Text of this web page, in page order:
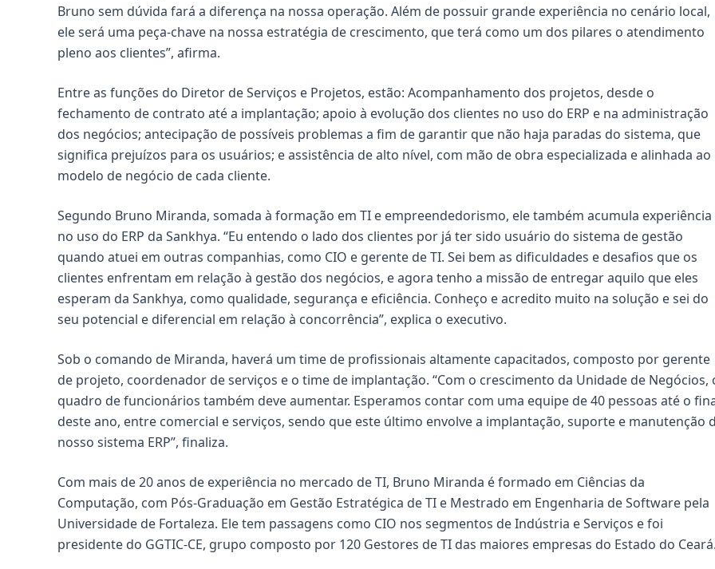
Bruno sem dúvida fará a diferença na nossa operação. Além de possuir grande experiência no cenário local,
ele será uma peça-chave na nossa estratégia de crescimento, que terá como um dos pilares o atendimento
pleno aos clientes”, afirma.
Entre as funções do Diretor de Serviços e Projetos, estão: Acompanhamento dos projetos, desde o
fechamento de contrato até a implantação; apoio à evolução dos clientes no uso do ERP e na administração
dos negócios; antecipação de possíveis problemas a fim de garantir que não haja paradas do sistema, que
significa prejuízos para os usuários; e assistência de alto nível, com mão de obra especializada e alinhada ao
modelo de negócio de cada cliente.
Segundo Bruno Miranda, somada à formação em TI e empreendedorismo, ele também acumula experiência
no uso do ERP da Sankhya. “Eu entendo o lado dos clientes por já ter sido usuário do sistema de gestão
quando atuei em outras companhias, como CIO e gerente de TI. Sei bem as dificuldades e desafios que os
clientes enfrentam em relação à gestão dos negócios, e agora tenho a missão de entregar aquilo que eles
esperam da Sankhya, como qualidade, segurança e eficiência. Conheço e acredito muito na solução e sei do
seu potencial e diferencial em relação à concorrência”, explica o executivo.
Sob o comando de Miranda, haverá um time de profissionais altamente capacitados, composto por gerente
de projeto, coordenador de serviços e o time de implantação. “Com o crescimento da Unidade de Negócios,
quadro de funcionários também deve aumentar. Esperamos contar com uma equipe de 40 pessoas até o
deste ano, entre comercial e serviços, sendo que este último envolve a implantação, suporte e manutenção
nosso sistema ERP”, finaliza.
Com mais de 20 anos de experiência no mercado de TI, Bruno Miranda é formado em Ciências da
Computação, com Pós-Graduação em Gestão Estratégica de TI e Mestrado em Engenharia de Software pela
Universidade de Fortaleza. Ele tem passagens como CIO nos segmentos de Indústria e Serviços e foi
presidente do GGTIC-CE, grupo composto por 120 Gestores de TI das maiores empresas do Estado do